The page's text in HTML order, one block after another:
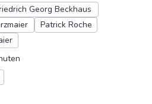
Georg Beckhaus
Patrick Roche